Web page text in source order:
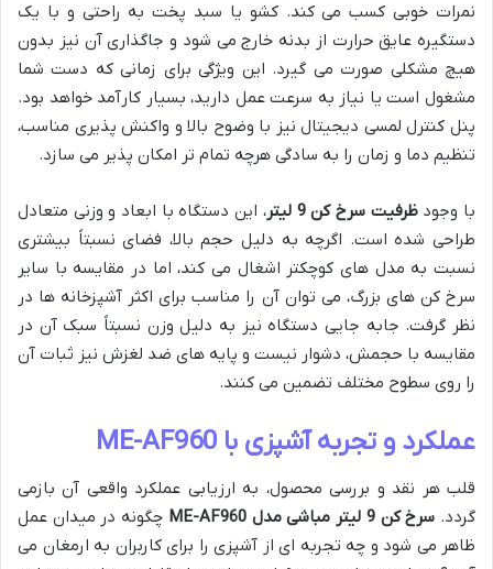
نمرات خوبی کسب می کند. کشو یا سبد پخت به راحتی و با یک
دستگیره عایق حرارت از بدنه خارج می شود و جاگذاری آن نیز بدون
هیچ مشکلی صورت می گیرد. این ویژگی برای زمانی که دست شما
مشغول است یا نیاز به سرعت عمل دارید، بسیار کارآمد خواهد بود.
پنل کنترل لمسی دیجیتال نیز با وضوح بالا و واکنش پذیری مناسب،
تنظیم دما و زمان را به سادگی هرچه تمام تر امکان پذیر می سازد.
با وجودظرفیت سرخ کن 9 لیتر
، این دستگاه با ابعاد و وزنی متعادل
طراحی شده است. اگرچه به دلیل حجم بالا، فضای نسبتاً بیشتری
نسبت به مدل های کوچکتر اشغال می کند، اما در مقایسه با سایر
سرخ کن های بزرگ، می توان آن را مناسب برای اکثر آشپزخانه ها در
نظر گرفت. جابه جایی دستگاه نیز به دلیل وزن نسبتاً سبک آن در
مقایسه با حجمش، دشوار نیست و پایه های ضد لغزش نیز ثبات آن
را روی سطوح مختلف تضمین می کنند.
عملکرد و تجربه آشپزی با ME-AF960
قلب هر نقد و بررسی محصول، به ارزیابی عملکرد واقعی آن بازمی
گردد. سرخ کن 9 لیتر مباشی مدل ME-AF960
چگونه در میدان عمل
ظاهر می شود و چه تجربه ای از آشپزی را برای کاربران به ارمغان می